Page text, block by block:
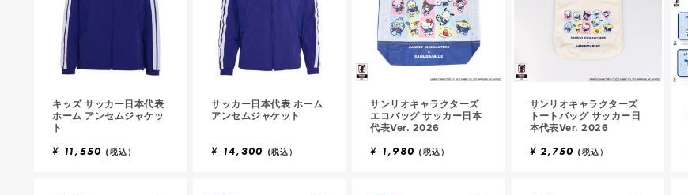
キッズ サッカー日本代表
ホーム アンセムジャケッ
ト
¥ 11,550 (税込）
サッカー日本代表 ホーム
アンセムジャケット
¥ 14,300 (税込）
サンリオキャラクターズ
エコバッグ サッカー日本
代表Ver. 2026
¥ 1,980 (税込）
サンリオキャラクターズ
トートバッグ サッカー日
本代表Ver. 2026
¥ 2,750 (税込）